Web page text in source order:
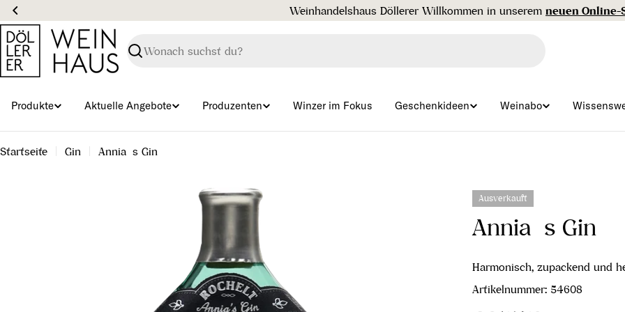
Zum
Inhalt
springen
Gratisversand ab € 99 🇦🇹
Suchen
Produkte Aktuelle Angebote Produzenten Winzer im Fokus Geschenkideen Weinabo
Startseite Gin Annia´s Gin
Ausverkauft
Annia´s Gin
Harmonisch, zupackend und
Artikelnummer: 54608